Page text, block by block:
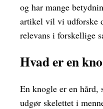
og har mange
artikel vil vi udforske
relevans i forskellige
Hvad er en
En knogle er en
udgør skelettet i